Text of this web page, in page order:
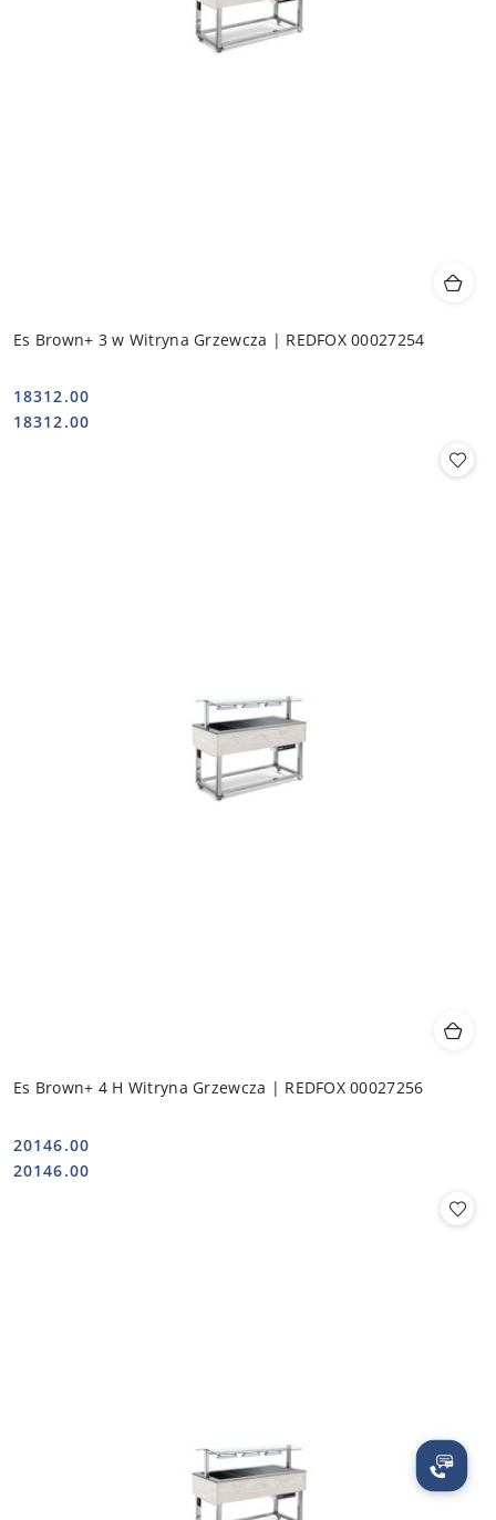
Es Brown+ 3 w Witryna Grzewcza | REDFOX 00027254
Cena:
18312.00
Cena:
18312.00
Es Brown+ 4 H Witryna Grzewcza | REDFOX 00027256
Cena:
20146.00
Cena:
20146.00